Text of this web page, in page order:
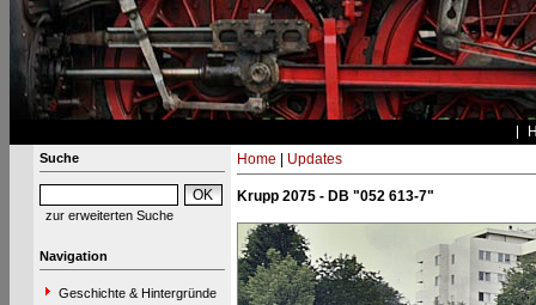
Suche
zur erweiterten Suche
Navigation
Geschichte & Hintergründe
Home Updates
Krupp 2075 - DB "052 613-7"